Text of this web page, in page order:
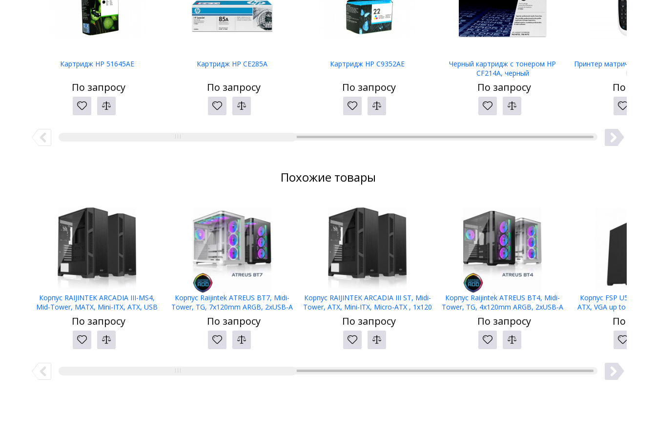
Картридж HP 51645AE
По запросу
Картридж HP CE285A
По запросу
Картридж HP C9352AE
По запросу
Черный картридж с тонером HP
CF214A, черный
По запросу
Принтер матричный
LW-400
По
Похожие товары
Корпус RAIJINTEK ARCADIA III-MS4,
Mid-Tower, MATX, Mini-ITX, ATX, USB
2.0 Type-A, USB 3.2 Gen 1 Type-A,
ARGB- 4x120мм,TG
По запросу
Корпус Raijintek ATREUS BT7, Midi-
Tower, TG, 7x120mm ARGB, 2xUSB-A
3.0 + 1xUSB Type-C , E-ATX, ATX, mATX,
mITX, Black
По запросу
Корпус RAIJINTEK ARCADIA III ST, Midi-
Tower, ATX, Mini-ITX, Micro-ATX , 1х120
мм, Front Panel 1x USB 3.0,
2хUSB2.0,Black
По запросу
Корпус Raijintek ATREUS BT4, Midi-
Tower, TG, 4x120mm ARGB, 2xUSB-A
3.0 + 1xUSB Type-C , E-ATX, ATX, mATX,
mITX Black
По запросу
Корпус FSP U530-BS,
ATX, VGA up to
Without
По